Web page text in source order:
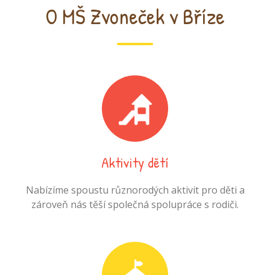
O MŠ Zvoneček v Bříze
Aktivity dětí
Nabízíme spoustu různorodých aktivit pro děti a
zároveň nás těší společná spolupráce s rodiči.